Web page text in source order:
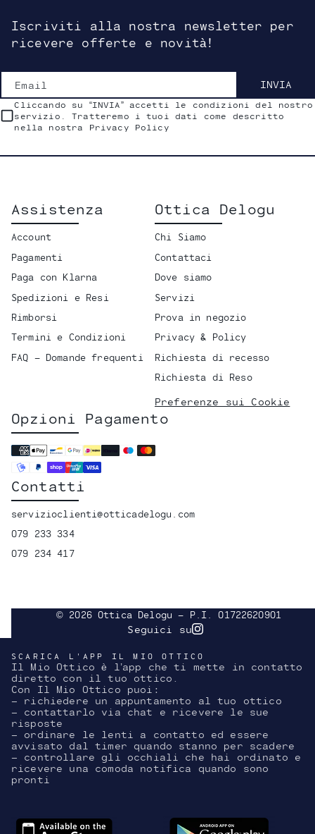
Iscriviti alla nostra newsletter per
ricevere offerte e novità!
Email INVIA
Cliccando su “INVIA” accetti le condizioni del nostro
servizio. Tratteremo i tuoi dati come descritto
nella nostra Privacy Policy
Assistenza
Account
Pagamenti
Paga con Klarna
Spedizioni e Resi
Rimborsi
Termini e Condizioni
FAQ - Domande frequenti
Ottica Delogu
Chi Siamo
Contattaci
Dove siamo
Servizi
Prova in negozio
Privacy & Policy
Richiesta di recesso
Richiesta di Reso
Preferenze sui Cookie
Opzioni Pagamento
Contatti
servizioclienti@otticadelogu.com
079 233 334
079 234 417
© 2026 Ottica Delogu - P.I. 01722620901
Seguici suInstagram
SCARICA L'APP IL MIO OTTICO
Il Mio Ottico è l’app che ti mette in contatto
diretto con il tuo ottico.
Con Il Mio Ottico puoi:
- richiedere un appuntamento al tuo ottico
- contattarlo via chat e ricevere le sue
risposte
- ordinare le lenti a contatto ed essere
avvisato dal timer quando stanno per scadere
- controllare gli occhiali che hai ordinato e
ricevere una comoda notifica quando sono
pronti